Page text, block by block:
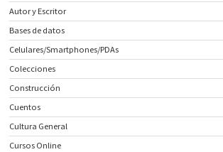
Autor y Escritor
Bases de datos
Celulares/Smartphones/PDAs
Colecciones
Construcción
Cuentos
Cultura General
Cursos Online